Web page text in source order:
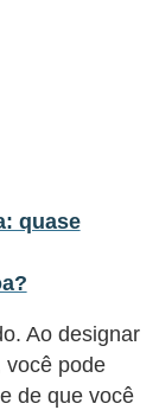
quase
Ao designar
você pode
de que você